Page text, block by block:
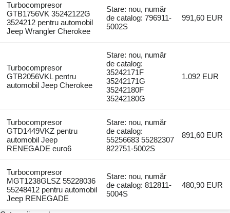
Turbocompresor
GTB1756VK 35242122G
3524212 pentru automobil
Jeep Wrangler Cherokee
Stare: nou, număr
de catalog: 796911-
5002S
991,60 EUR
Turbocompresor
GTB2056VKL pentru
automobil Jeep Cherokee
Stare: nou, număr
de catalog:
35242171F
35242171G
35242180F
35242180G
1.092 EUR
Turbocompresor
GTD1449VKZ pentru
automobil Jeep
RENEGADE euro6
Stare: nou, număr
de catalog:
55256683 55282307
822751-5002S
891,60 EUR
Turbocompresor
MGT1238GLSZ 55228036
55248412 pentru automobil
Jeep RENEGADE
Stare: nou, număr
de catalog: 812811-
5004S
480,90 EUR